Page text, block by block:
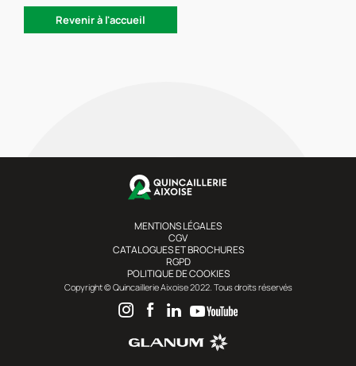
Revenir à l'accueil
MENTIONS LÉGALES
CGV
CATALOGUES ET BROCHURES
RGPD
POLITIQUE DE COOKIES
Copyright © Quincaillerie Aixoise 2022. Tous droits réservés